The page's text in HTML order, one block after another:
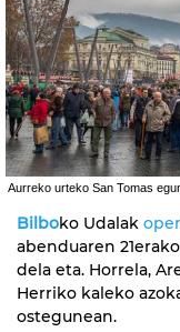
Aurreko urteko San Tomas
Bilboko Udalak
abenduaren
dela eta. Horrela,
Herriko kaleko
ostegunean.